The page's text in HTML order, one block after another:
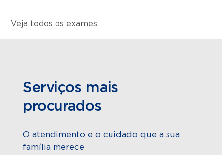
Veja todos os exames
Serviços mais
procurados
O atendimento e o cuidado que a sua
família merece